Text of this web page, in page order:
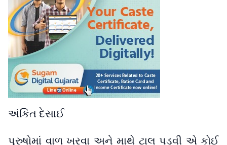
અંકિત દેસાઈ
પુરુષોમાં વાળ ખરવા અને માથે ટાલ પડવી એ કોઈ